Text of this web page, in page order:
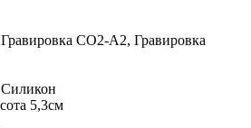
CO2-А2, Гравировка
5,3см